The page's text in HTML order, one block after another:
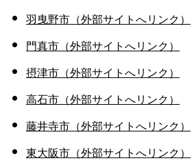
羽曳野市（外部サイトへリンク）
門真市（外部サイトへリンク）
摂津市（外部サイトへリンク）
高石市（外部サイトへリンク）
藤井寺市（外部サイトへリンク）
東大阪市（外部サイトへリンク）